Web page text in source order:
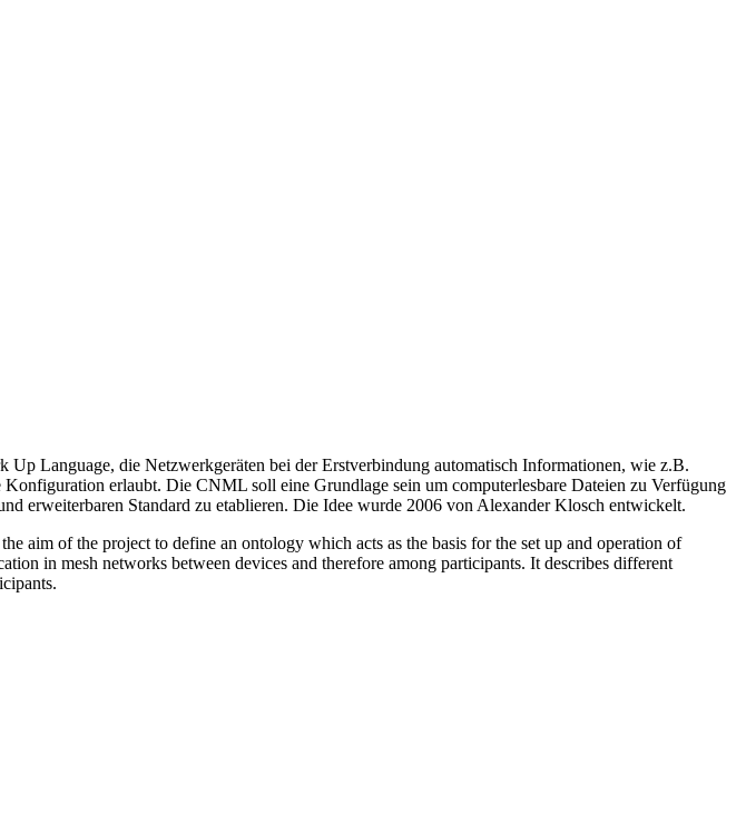
Language, die Netzwerkgeräten bei der Erstverbindung automatisch Informationen, wie z.B.
erlaubt. Die CNML soll eine Grundlage sein um computerlesbare Dateien zu Verfügung
erweiterbaren Standard zu etablieren. Die Idee wurde 2006 von Alexander Klosch entwickelt.
aim of the project to define an ontology which acts as the basis for the set up and operation of
in mesh networks between devices and therefore among participants. It describes different